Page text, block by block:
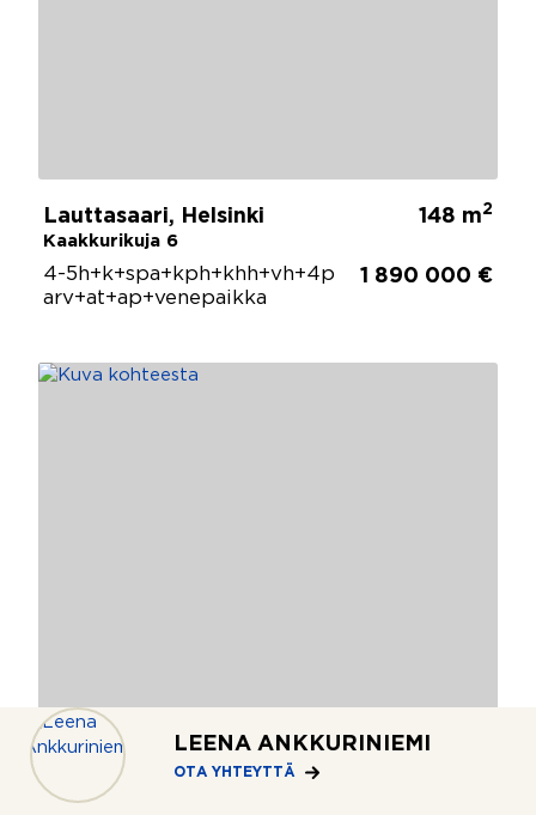
LEENA ANKKURINIEMI
OTA YHTEYTTÄ
Lauttasaari, Helsinki
Kaakkurikuja 6
148 m2
4-5h+k+spa+kph+khh+vh+4p
arv+at+ap+venepaikka
1 890 000 €